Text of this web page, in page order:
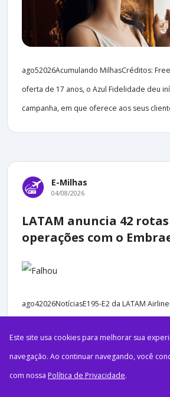
ago52026Acumulando MilhasCréditos:
oferta de 17 anos, o Azul Fidelidade deu
campanha, em que oferece aos seus
E-Milhas
04/08/2026
LATAM anuncia 42
operações com o
ago42026NotíciasE195-E2 da LATAM
ASA/LATAM).A LATAM acaba de anunciar
Este site usa cookies para melhorar sua
navegação. Ao continuar navegando, você
com nossa Política de Privacidade.